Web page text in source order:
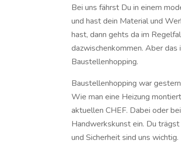
Bei uns fährst Du in einem
und hast dein Material und
hast, dann gehts da im
dazwischenkommen. Aber
Baustellenhopping.
Baustellenhopping war
Wie man eine Heizung
aktuellen CHEF. Dabei oder
Handwerkskunst ein. Du
und Sicherheit sind uns